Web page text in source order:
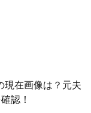
現在画像は？元夫
認！